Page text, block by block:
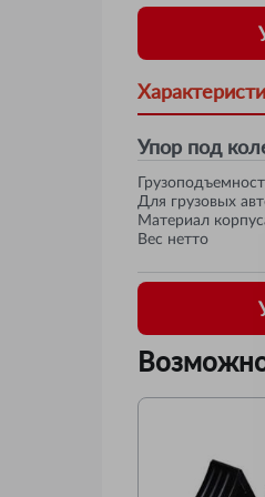
Упор под
Для грузовых
Материал
Вес нетто